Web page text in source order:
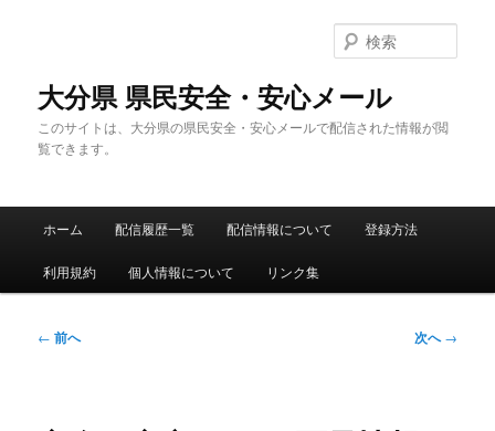
大分県 県民安全・安心メール
このサイトは、大分県の県民安全・安心メールで配信された情報が閲
覧できます。
索
メ
ホーム 配信履歴一覧 配信情報について 登録方法
利用規約 個人情報について リンク集
投
← 前へ 次へ→